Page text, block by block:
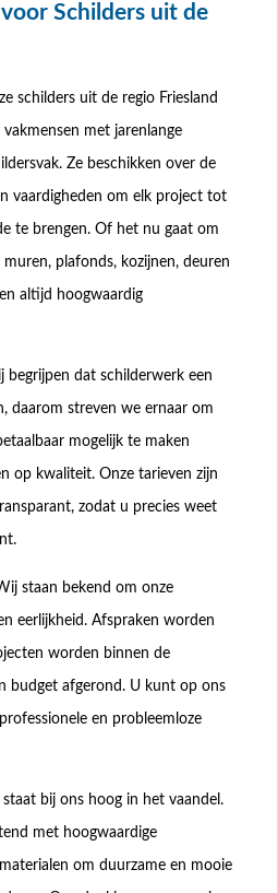
Schilders uit de
schilders uit de regio Friesland
met jarenlange
Ze beschikken over de
vaardigheden om elk project tot
te brengen. Of het nu gaat om
plafonds, kozijnen, deuren
altijd hoogwaardig
begrijpen dat schilderwerk een
daarom streven we ernaar om
mogelijk te maken
op kwaliteit. Onze tarieven zijn
zodat u precies weet
staan bekend om onze
eerlijkheid. Afspraken worden
worden binnen de
budget afgerond. U kunt op ons
en probleemloze
bij ons hoog in het vaandel.
met hoogwaardige
om duurzame en mooie